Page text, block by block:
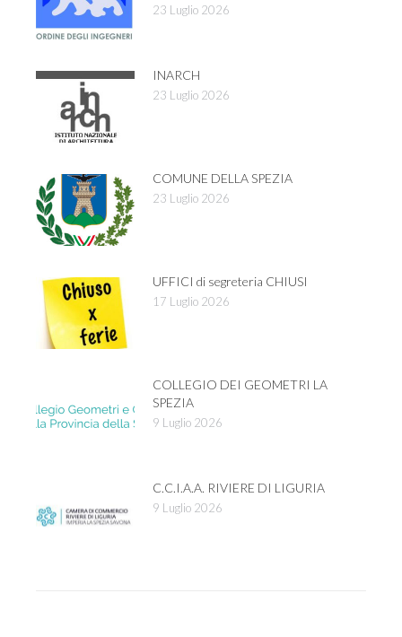
23 Luglio 2026
INARCH
23 Luglio 2026
COMUNE DELLA SPEZIA
23 Luglio 2026
UFFICI di segreteria CHIUSI
17 Luglio 2026
COLLEGIO DEI GEOMETRI LA
SPEZIA
9 Luglio 2026
C.C.I.A.A. RIVIERE DI LIGURIA
9 Luglio 2026